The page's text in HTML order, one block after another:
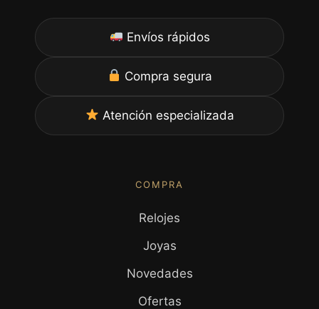
Envíos rápidos
Compra segura
Atención especializada
COMPRA
Relojes
Joyas
Novedades
Ofertas